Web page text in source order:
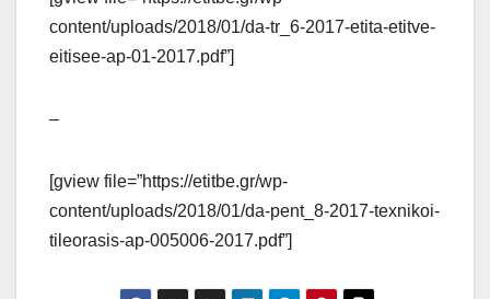
content/uploads/2018/01/da-tr_6-2017-etita-etitve-
eitisee-ap-01-2017.pdf”]
–
[gview file=”https://etitbe.gr/wp-
content/uploads/2018/01/da-pent_8-2017-texnikoi-
tileorasis-ap-005006-2017.pdf”]